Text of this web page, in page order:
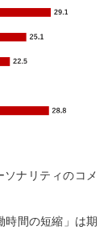
ソナリティのコメ
時間の短縮」は期